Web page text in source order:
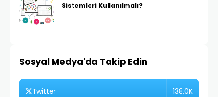
Sistemleri Kullanılmalı?
Sosyal Medya'da Takip Edin
Twitter 138,0K